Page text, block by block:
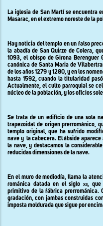
La iglesia de San Martí se encuentra
Masarac, en el extremo noreste de la
Hay noticia del templo en un falso
la abadía de San Quirze de Colera,
1093, el obispo de Girona Berenguer
canónica de Santa Maria de
de los años 1279 y 1280, y en los
hasta 1592, cuando la titularidad
Actualmente, el culto parroquial se
núcleo de la población, y los oficios
Se trata de un edificio de una sola
trapezoidal de origen prerrománico,
templo original, que ha sufrido
nave y la cabecera. El ábside
la nave, y destacamos la
reducidas dimensiones de la nave.
En el muro de mediodía, llama la
románica datada en el siglo xii, que
primitivo de la fábrica prerrománica.
gradación, con jambas construidas
imposta moldurada que sigue por